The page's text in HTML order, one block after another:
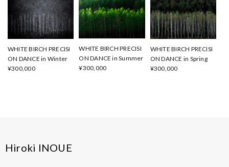
WHITE BIRCH PRECISI
ON DANCE in Winter
¥300,000
WHITE BIRCH PRECISI
ON DANCE in Summer
¥300,000
WHITE BIRCH PRECISI
ON DANCE in Spring
¥300,000
Hiroki INOUE